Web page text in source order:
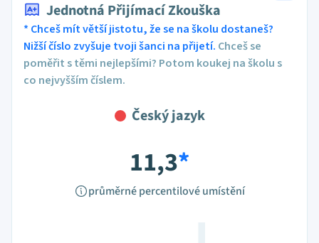
Jednotná Přijímací Zkouška
* Chceš mít větší jistotu, že se na školu dostaneš?
Nižší číslo zvyšuje tvoji šanci na přijetí. Chceš se
poměřit s těmi nejlepšími? Potom koukej na školu s
co nejvyšším číslem.
Český jazyk
11,3*
průměrné percentilové umístění